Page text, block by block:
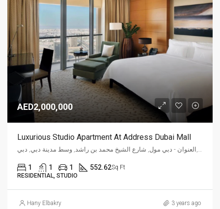
AED2,000,000
Luxurious Studio Apartment At Address Dubai Mall
1 1 1 552.62Sq Ft
RESIDENTIAL, STUDIO
Hany Elbakry 3 years ago